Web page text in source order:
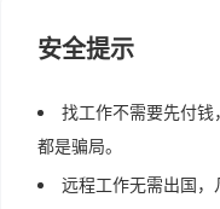
安全提示
找工作不需要先付
都是骗局。
远程工作无需出国，